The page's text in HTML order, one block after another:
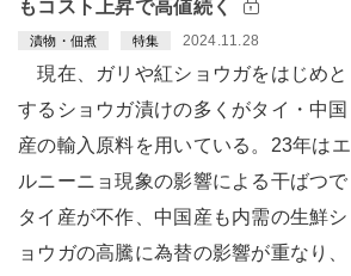
もコスト上昇で高値続く
漬物・佃煮 特集 2024.11.28
現在、ガリや紅ショウガをはじめと
するショウガ漬けの多くがタイ・中国
産の輸入原料を用いている。23年はエ
ルニーニョ現象の影響による干ばつで
タイ産が不作、中国産も内需の生鮮シ
ョウガの高騰に為替の影響が重なり、